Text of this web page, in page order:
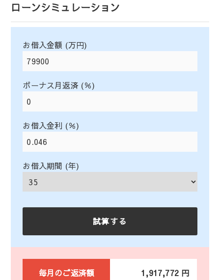
ローンシミュレーション
お借入金額 (万円)
ボーナス月返済 (％)
お借入金利 (％)
お借入期間 (年)
毎月のご返済額 1,917,772 円